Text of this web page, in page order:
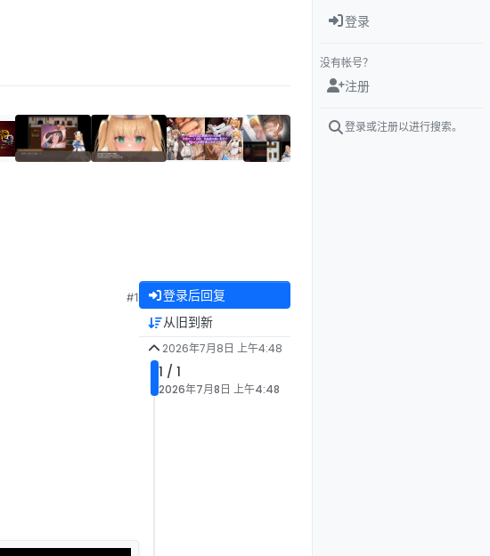
#1 登录后回复
从旧到新
2026年7月8日 上午4:48
1 / 1
2026年7月8日 上午4:48
登录
没有帐号？
注册
登录或注册以进行搜索。